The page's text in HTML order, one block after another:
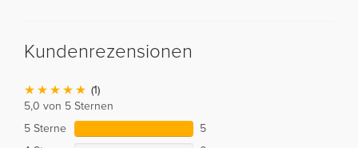
Kundenrezensionen
(1)
5,0 von 5 Sternen
5 Sterne
5